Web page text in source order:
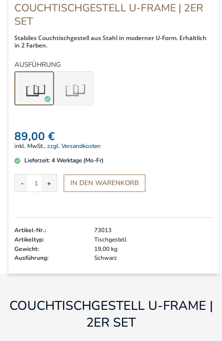
COUCHTISCHGESTELL U-FRAME | 2ER
SET
Stabiles Couchtischgestell aus Stahl in moderner U-Form. Erhältlich
in 2 Farben.
AUSFÜHRUNG
89,00 €
inkl. MwSt.,zzgl. Versandkosten
Lieferzeit: 4Werktage (Mo-Fr)
IN DEN WARENKORB
Artikel-Nr.:
73013
Artikeltyp:
Tischgestell
Gewicht:
19,00 kg
Ausführung:
Schwarz
COUCHTISCHGESTELL U-FRAME |
2ER SET